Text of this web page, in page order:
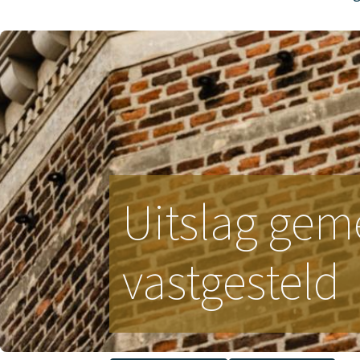
Uitslag
vastgesteld